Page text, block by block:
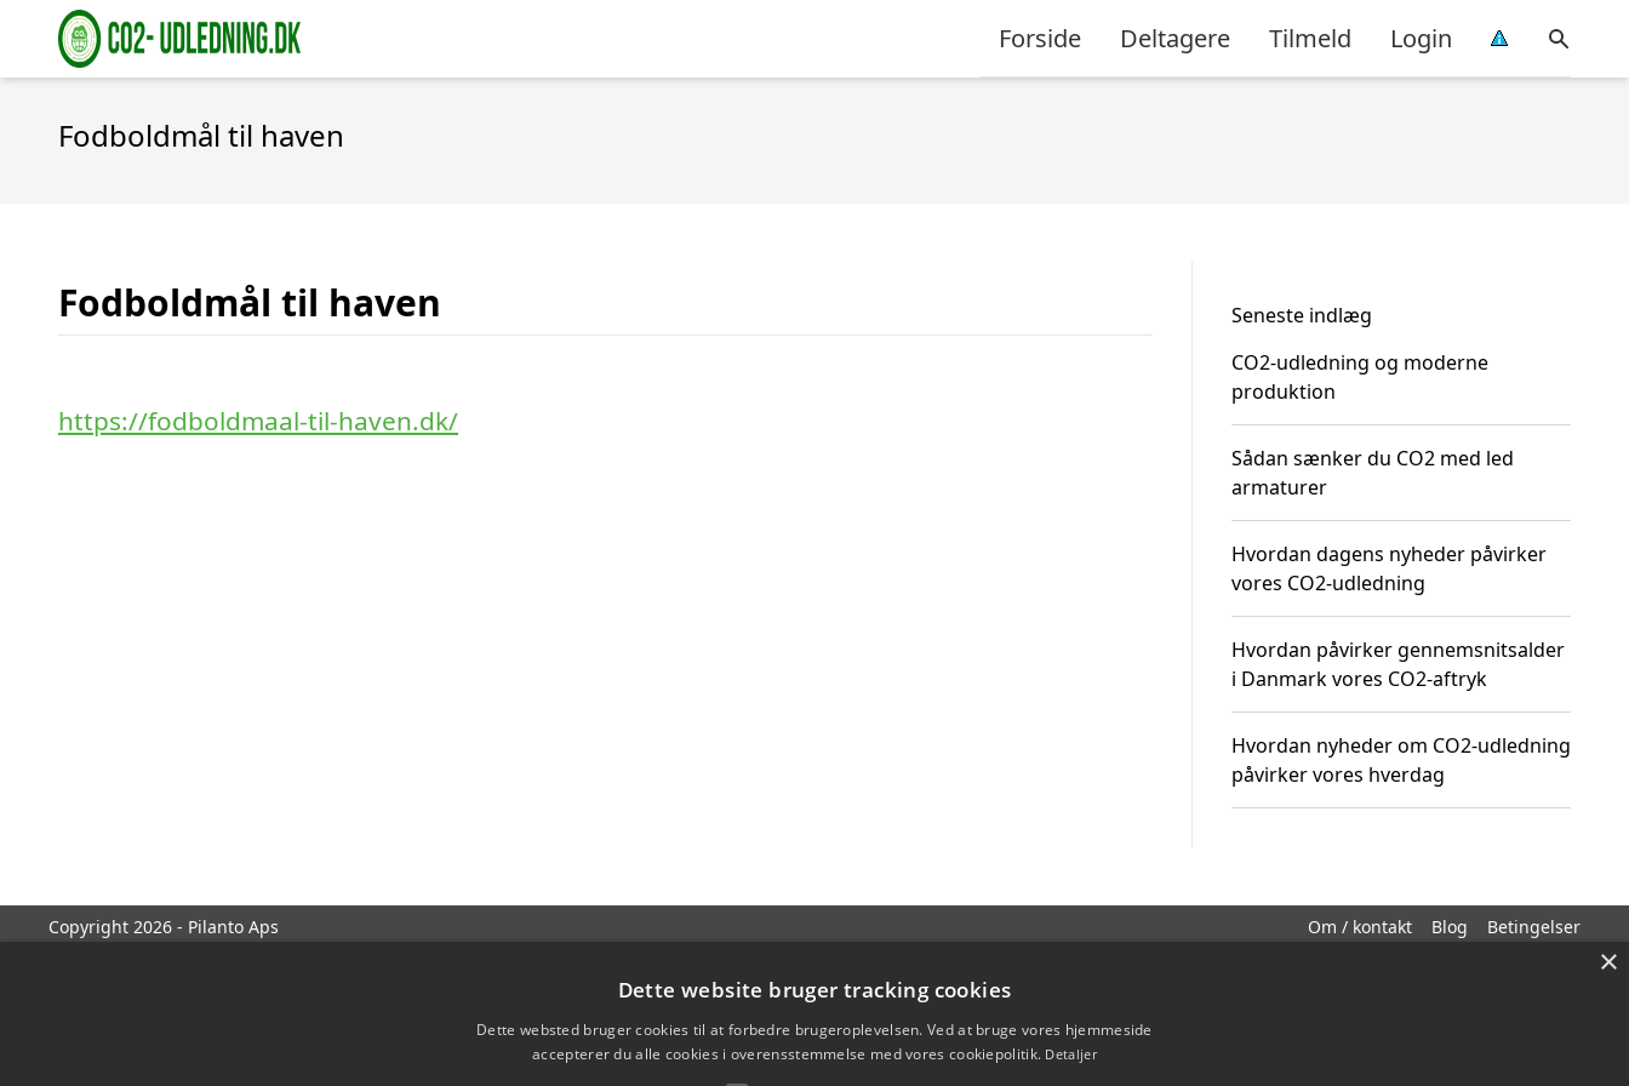
Forside Deltagere Tilmeld Login
Fodboldmål til haven
Fodboldmål til haven
https://fodboldmaal-til-haven.dk/
Seneste indlæg
CO2-udledning og moderne
produktion
Sådan sænker du CO2 med led
armaturer
Hvordan dagens nyheder påvirker
vores CO2-udledning
Hvordan påvirker gennemsnitsalder
i Danmark vores CO2-aftryk
Hvordan nyheder om CO2-udledning
påvirker vores hverdag
Copyright 2026 - Pilanto Aps Om / kontakt Blog Betingelser
×
Dette website bruger tracking cookies
Dette websted bruger cookies til at forbedre brugeroplevelsen. Ved at bruge vores hjemmeside
accepterer du alle cookies i overensstemmelse med vores cookiepolitik. Detaljer